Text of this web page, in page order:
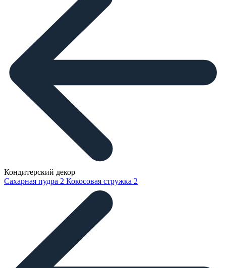
Кондитерский декор
Сахарная пудра 2 Кокосовая стружка 2